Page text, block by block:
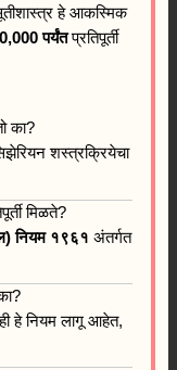
हे आकस्मिक
पर्यंतप्रतिपूर्ती
का?
शस्त्रक्रियेचा
मिळते?
नियम १९६१ अंतर्गत
हे नियम लागू आहेत,